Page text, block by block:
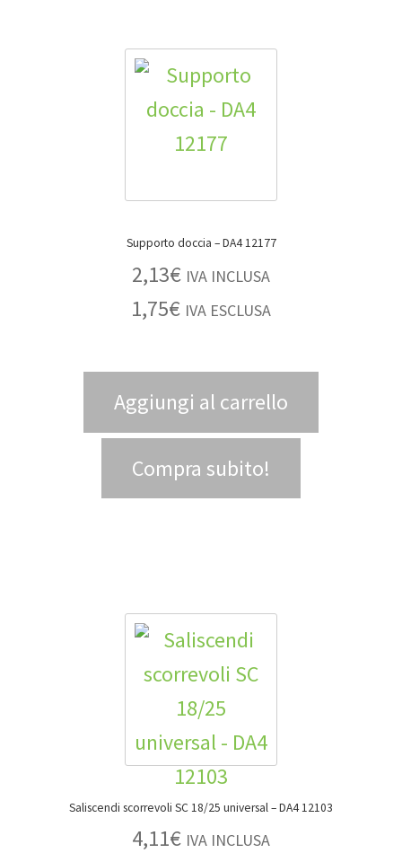
Supporto doccia – DA4 12177
2,13€ IVA INCLUSA
1,75€ IVA ESCLUSA
Aggiungi al carrello
Compra subito!
Saliscendi scorrevoli SC 18/25 universal – DA4 12103
4,11€ IVA INCLUSA